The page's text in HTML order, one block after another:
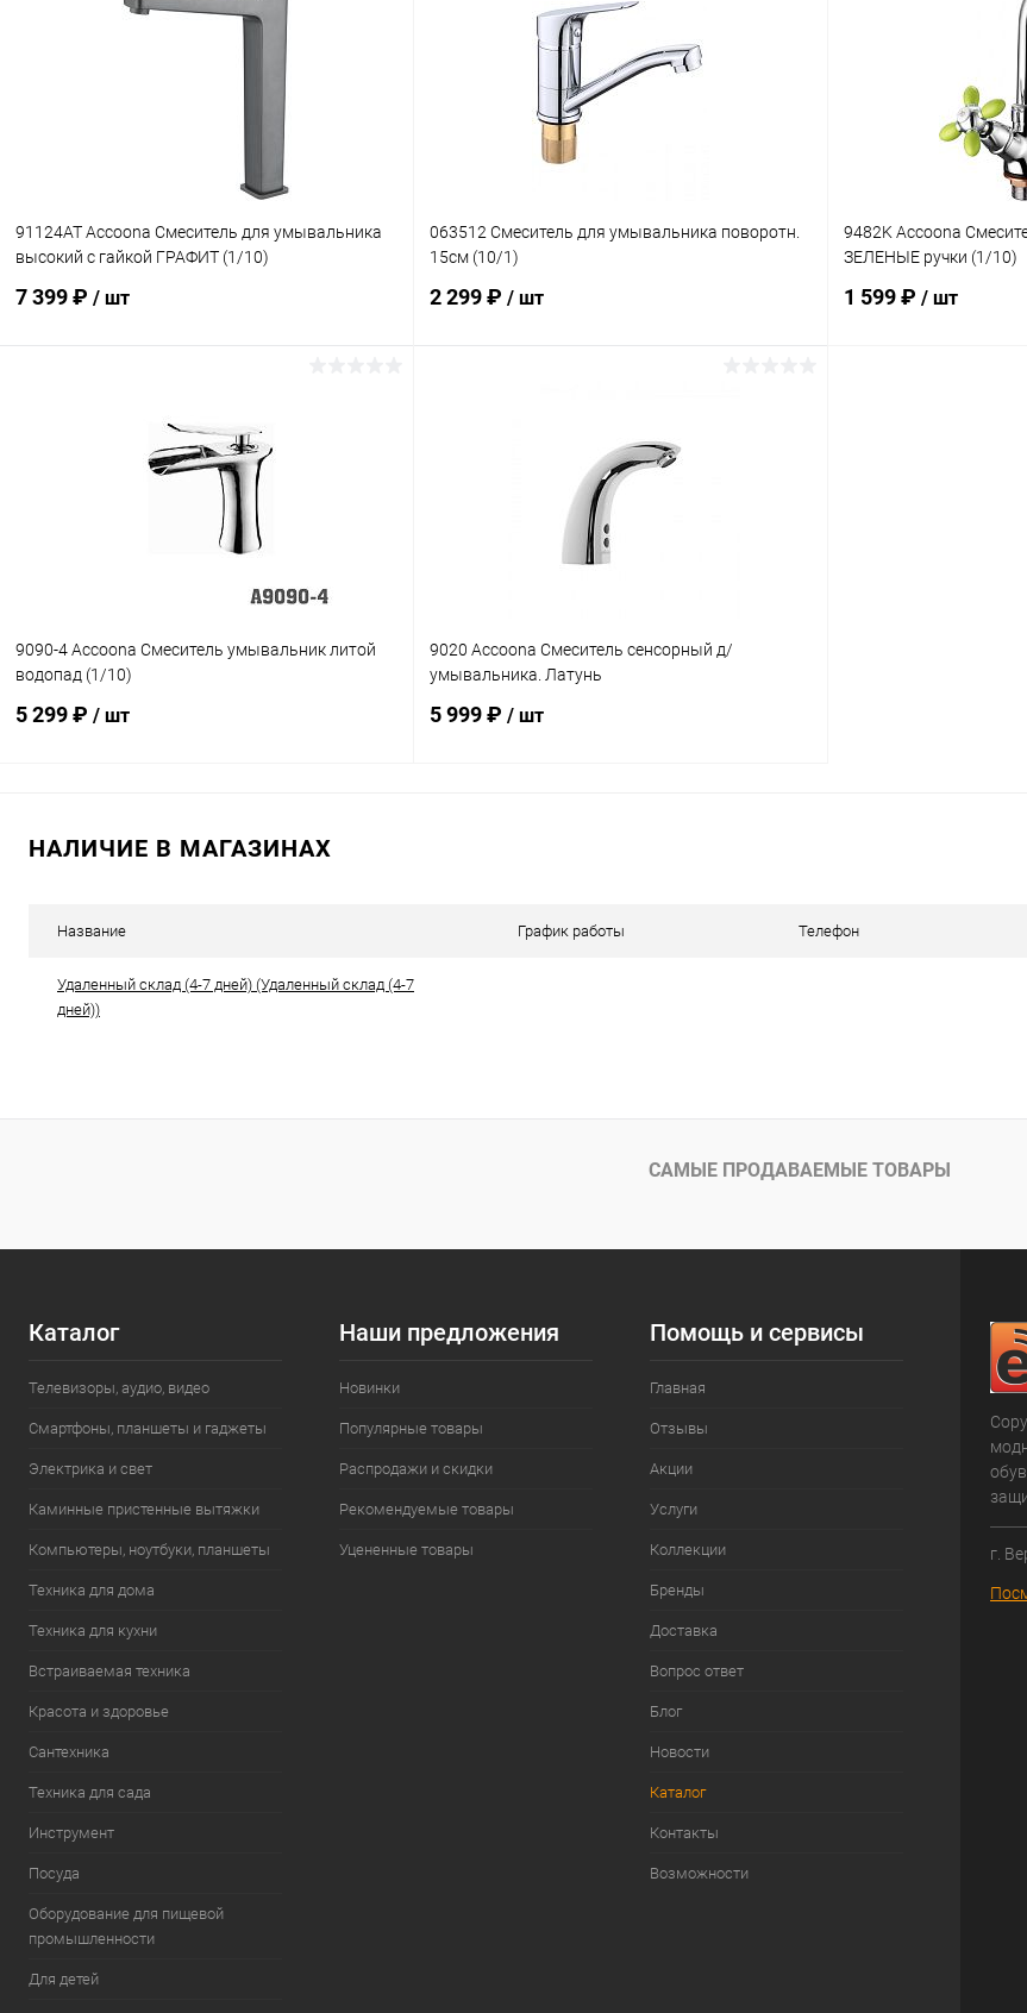
Сравнение
В наличии
Купить в 1 клик Сравнение
В наличии
91124АТ Accoona Смеситель для умывальника
высокий с гайкой ГРАФИТ (1/10)
7 399 ₽ / шт
Купить в 1 клик Сравнение
063512 Смеситель для умывальника поворотн.
15см (10/1)
2 299 ₽ / шт
Сравнение
9482K Accoona
ЗЕЛЕНЫЕ ручки (1/10)
1 599 ₽ / шт
9090-4 Accoona Смеситель умывальник литой
водопад (1/10)
5 299 ₽ / шт
9020 Accoona Смеситель сенсорный д/
умывальника. Латунь
5 999 ₽ / шт
НАЛИЧИЕ В МАГАЗИНАХ
Название График работы Телефон
Удаленный склад (4-7 дней) (Удаленный склад (4-7
дней))
САМЫЕ ПРОДАВАЕМЫЕ ТОВАРЫ
Каталог
Телевизоры, аудио, видео
Смартфоны, планшеты и гаджеты
Электрика и свет
Каминные пристенные вытяжки
Компьютеры, ноутбуки, планшеты
Техника для дома
Техника для кухни
Встраиваемая техника
Красота и здоровье
Сантехника
Техника для сада
Инструмент
Посуда
Оборудование для пищевой
промышленности
Для детей
Наши предложения
Новинки
Популярные товары
Распродажи и скидки
Рекомендуемые товары
Уцененные товары
Помощь и сервисы
Главная
Отзывы
Акции
Услуги
Коллекции
Бренды
Доставка
Вопрос ответ
Блог
Новости
Каталог
Контакты
Возможности
г.